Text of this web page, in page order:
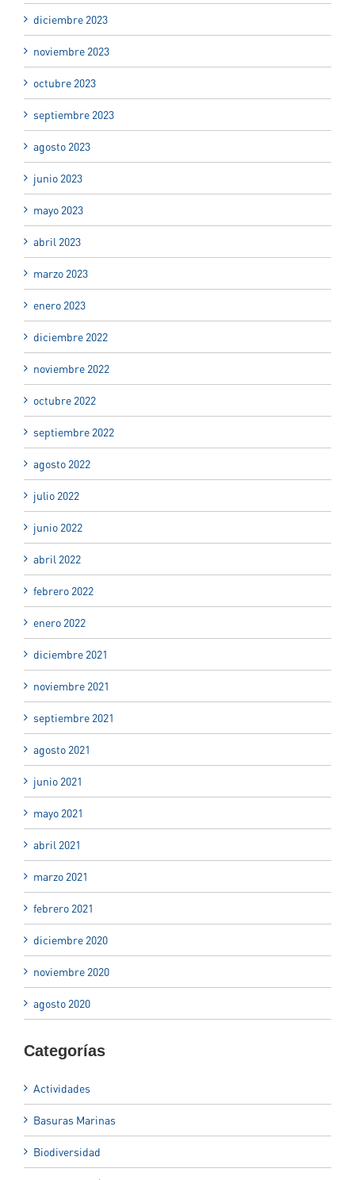
diciembre 2023
noviembre 2023
octubre 2023
septiembre 2023
agosto 2023
junio 2023
mayo 2023
abril 2023
marzo 2023
enero 2023
diciembre 2022
noviembre 2022
octubre 2022
septiembre 2022
agosto 2022
julio 2022
junio 2022
abril 2022
febrero 2022
enero 2022
diciembre 2021
noviembre 2021
septiembre 2021
agosto 2021
junio 2021
mayo 2021
abril 2021
marzo 2021
febrero 2021
diciembre 2020
noviembre 2020
agosto 2020
Categorías
Actividades
Basuras Marinas
Biodiversidad